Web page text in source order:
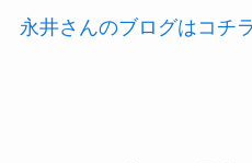
永井さんのブログはコチラ